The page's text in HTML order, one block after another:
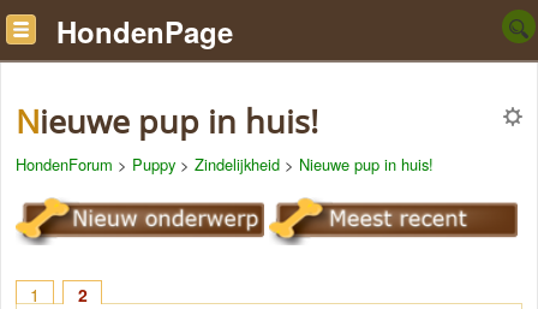
HondenPage
Nieuwe pup in huis!
HondenForum > Puppy > Zindelijkheid > Nieuwe pup in huis!
1 2